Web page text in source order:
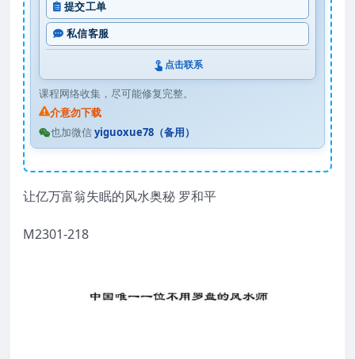
提交工单
私信客服
点击联系
课程网络收集，尽可能修复完整。
介意勿下载
也加微信yiguoxue78（备用）
让亿万富翁失眠的风水奥秘 罗和平
M2301-218